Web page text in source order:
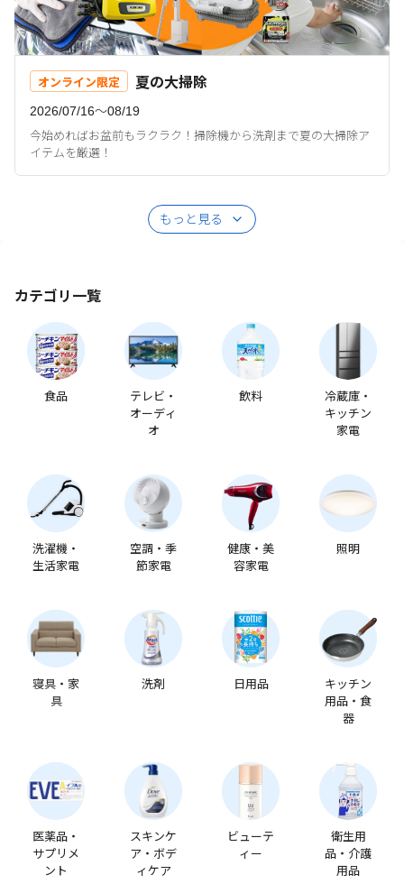
オンライン限定 夏の大掃除
2026/07/16〜08/19
今始めればお盆前もラクラク！掃除機から洗剤まで夏の大掃除ア
イテムを厳選！
もっと見る
カテゴリ一覧
食品
テレビ・
オーディ
オ
飲料
冷蔵庫・
キッチン
家電
洗濯機・
生活家電
空調・季
節家電
健康・美
容家電
照明
寝具・家
具
洗剤 日用品
キッチン
用品・食
器
医薬品・
サプリメ
ント
スキンケ
ア・ボデ
ィケア
ビューテ
ィー
衛生用
品・介護
用品